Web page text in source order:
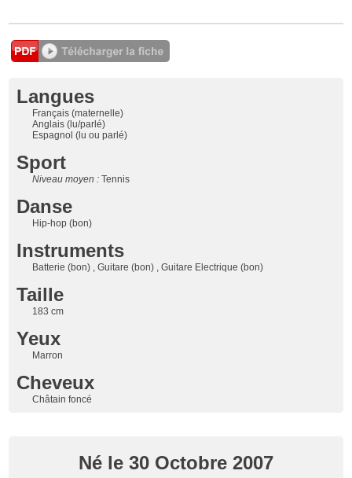
Langues
Français (maternelle)
Anglais (lu/parlé)
Espagnol (lu ou parlé)
Sport
Niveau moyen :Tennis
Danse
Hip-hop (bon)
Instruments
Batterie (bon) , Guitare (bon) , Guitare Electrique (bon)
Taille
183 cm
Yeux
Marron
Cheveux
Châtain foncé
Né le 30 Octobre 2007